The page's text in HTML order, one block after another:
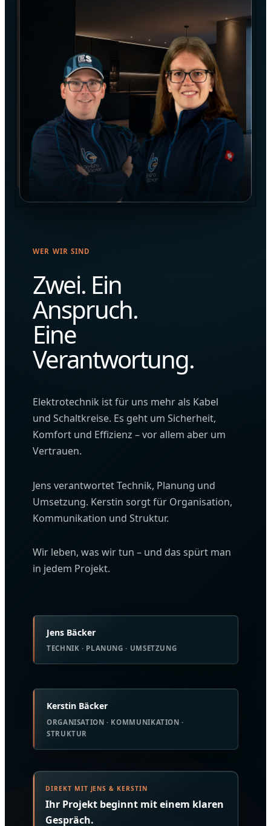
WER WIR SIND
Zwei. Ein
Anspruch.
Eine
Verantwortung.
Elektrotechnik ist für uns mehr als Kabel
und Schaltkreise. Es geht um Sicherheit,
Komfort und Effizienz – vor allem aber um
Vertrauen.
Jens verantwortet Technik, Planung und
Umsetzung. Kerstin sorgt für Organisation,
Kommunikation und Struktur.
Wir leben, was wir tun – und das spürt man
in jedem Projekt.
Jens Bäcker
TECHNIK · PLANUNG · UMSETZUNG
Kerstin Bäcker
ORGANISATION · KOMMUNIKATION ·
STRUKTUR
DIREKT MIT JENS & KERSTIN
Ihr Projekt beginnt mit einem klaren
Gespräch.